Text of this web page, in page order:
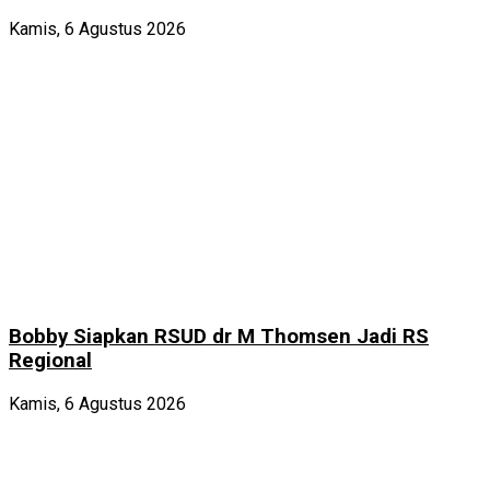
Kamis, 6 Agustus 2026
Bobby Siapkan RSUD dr M Thomsen Jadi RS
Regional
Kamis, 6 Agustus 2026